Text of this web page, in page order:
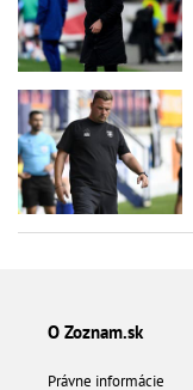
O Zoznam.sk
Právne informácie